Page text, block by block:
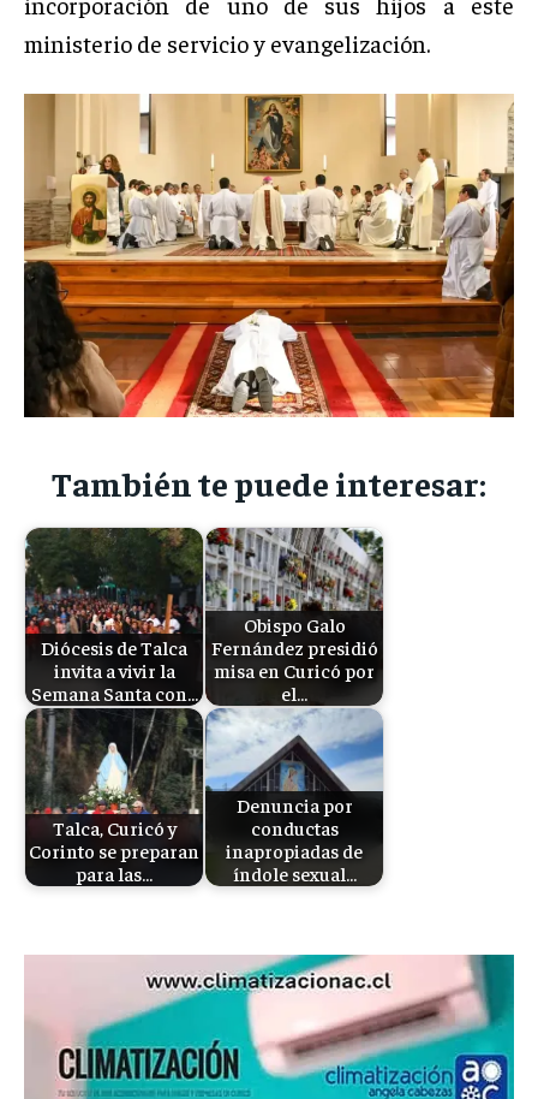
ministerio de servicio y evangelización.
También te puede interesar:
Diócesis de Talca
invita a vivir la
Semana Santa con…
Obispo Galo
Fernández presidió
misa en Curicó por
el…
Talca, Curicó y
Corinto se preparan
para las…
Denuncia por
conductas
inapropiadas de
índole sexual…